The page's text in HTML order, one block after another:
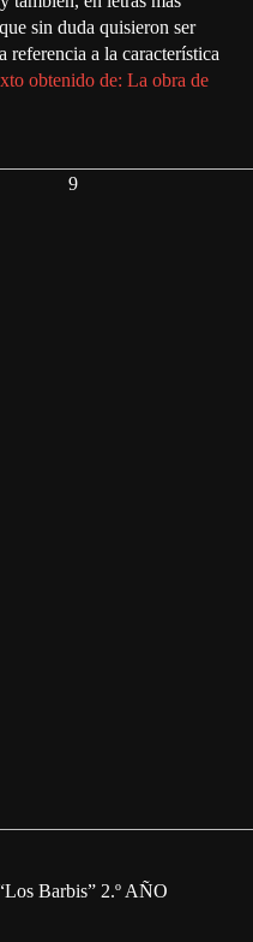
sin duda quisieron ser
referencia a la característica
obtenido de: La obra de
Barbis” 2.º AÑO